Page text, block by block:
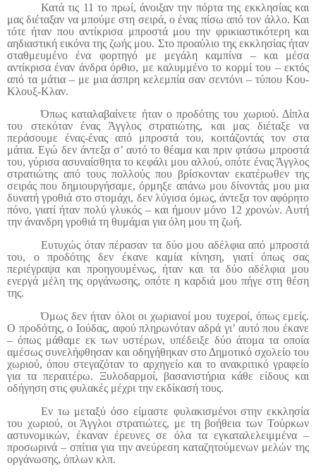
Κατά τις 11 το πρωί, άνοιξαν την πόρτα της εκκλησίας και
μας διέταξαν να μπούμε στη σειρά, ο ένας πίσω από τον άλλο. Και
τότε ήταν που αντίκρισα μπροστά μου την φρικιαστικότερη και
αηδιαστική εικόνα της ζωής μου. Στο προαύλιο της εκκλησίας ήταν
σταθμευμένο ένα φορτηγό με μεγάλη καμπίνα – και μέσα
αντίκρισα έναν άνδρα όρθιο, με καλυμμένο το κορμί του – εκτός
από τα μάτια – με μια άσπρη κελεμπία σαν σεντόνι – τύπου Κου-
Κλουξ-Κλαν.
Όπως καταλαβαίνετε ήταν ο προδότης του χωριού. Δίπλα
του στεκόταν ένας Άγγλος στρατιώτης, και μας διέταξε να
περάσουμε ένας-ένας από μπροστά του, κοιτάζοντάς τον στα
μάτια. Εγώ δεν άντεξα σ’ αυτό το θέαμα και πριν φτάσω μπροστά
του, γύρισα ασυναίσθητα το κεφάλι μου αλλού, οπότε ένας Άγγλος
στρατιώτης από τους πολλούς που βρίσκονταν εκατέρωθεν της
σειράς που δημιουργήσαμε, όρμηξε απάνω μου δίνοντάς μου μια
δυνατή γροθιά στο στομάχι, δεν λύγισα όμως, άντεξα τον αφόρητο
πόνο, γιατί ήταν πολύ γλυκός – και ήμουν μόνο 12 χρονών. Αυτή
την άνανδρη γροθιά τη θυμάμαι για όλη μου τη ζωή.
Ευτυχώς όταν πέρασαν τα δύο μου αδέλφια από μπροστά
του, ο προδότης δεν έκανε καμία κίνηση, γιατί όπως σας
περιέγραψα και προηγουμένως, ήταν και τα δύο αδέλφια μου
ενεργά μέλη της οργάνωσης, οπότε η καρδιά μου πήγε στη θέση
της.
Όμως δεν ήταν όλοι οι χωριανοί μου τυχεροί, όπως εμείς.
Ο προδότης, ο Ιούδας, αφού πληρωνόταν αδρά γι’ αυτό που έκανε
– όπως μάθαμε εκ των υστέρων, υπέδειξε δύο άτομα τα οποία
αμέσως συνελήφθησαν και οδηγήθηκαν στο Δημοτικό σχολείο του
χωριού, όπου στεγαζόταν το αρχηγείο και το ανακριτικό γραφείο
για τα περαιτέρω. Ξυλοδαρμοί, βασανιστήρια κάθε είδους και
οδήγηση στις φυλακές μέχρι την εκδίκασή τους.
Εν τω μεταξύ όσο είμαστε φυλακισμένοι στην εκκλησία
του χωριού, οι Άγγλοι στρατιώτες, με τη βοήθεια των Τούρκων
αστυνομικών, έκαναν έρευνες σε όλα τα εγκαταλελειμμένα –
προσωρινά – σπίτια για την ανεύρεση καταζητούμενων μελών της
οργάνωσης, όπλων κλπ.